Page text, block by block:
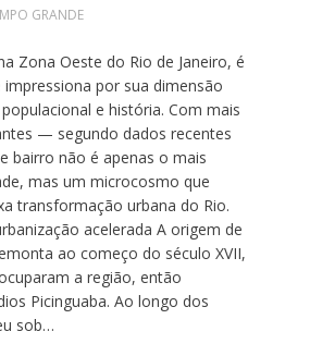
GRANDE
Zona Oeste do Rio de Janeiro, é
por sua dimensão
e história. Com mais
— segundo dados recentes
bairro não é apenas o mais
mas um microcosmo que
transformação urbana do Rio.
acelerada A origem de
ao começo do século XVII,
a região, então
Picinguaba. Ao longo dos
sob…